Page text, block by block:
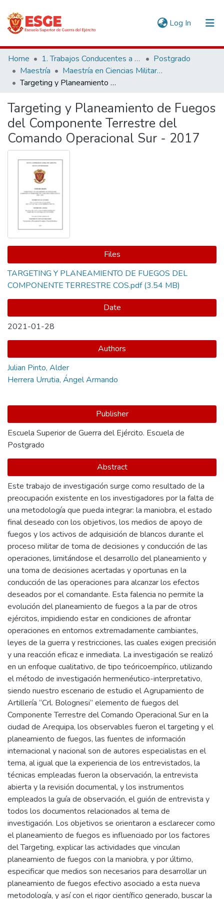
Log In (current)
Communities & Collections
All of DSpace
Home 1. Trabajos Conducentes a Grados y Títulos
Postgrado
Maestría
Maestría en Ciencias Militares
Targeting y Planeamiento de Fuegos del Componente Terrestre del Comando Operacional Sur - 2017
Targeting y Planeamiento de Fuegos
del Componente Terrestre del
Comando Operacional Sur - 2017
Files
TARGETING Y PLANEAMIENTO DE FUEGOS DEL
COMPONENTE TERRESTRE COS.pdf(3.54 MB)
Date
2021-01-28
Authors
Julian Pinto, Alder
Herrera Urrutia, Ángel Armando
Publisher
Escuela Superior de Guerra del Ejército. Escuela de
Postgrado
Abstract
Este trabajo de investigación surge como resultado de la
preocupación existente en los investigadores por la falta de
una metodología que pueda integrar: la maniobra, el estado
final deseado con los objetivos, los medios de apoyo de
fuegos y los activos de adquisición de blancos durante el
proceso militar de toma de decisiones y conducción de las
operaciones, limitándose el desarrollo del planeamiento y
una toma de decisiones acertadas y oportunas en la
conducción de las operaciones para alcanzar los efectos
deseados por el comandante. Esta falencia no permite la
evolución del planeamiento de fuegos a la par de otros
ejércitos, impidiendo estar en condiciones de afrontar
operaciones en entornos extremadamente cambiantes,
leyes de la guerra y restricciones, las cuales exigen precisión
y una reacción eficaz e inmediata. La investigación se realizó
en un enfoque cualitativo, de tipo teóricoempírico, utilizando
el método de investigación hermenéutico-interpretativo,
siendo nuestro escenario de estudio el Agrupamiento de
Artillería “Crl. Bolognesi” elemento de fuegos del
Componente Terrestre del Comando Operacional Sur en la
ciudad de Arequipa, los observables fueron el targeting y el
planeamiento de fuegos, las fuentes de información
internacional y nacional son de autores especialistas en el
tema, al igual que la experiencia de los entrevistados, la
técnicas empleadas fueron la observación, la entrevista
abierta y la revisión documental, y los instrumentos
empleados la guía de observación, el guión de entrevista y
todos los documentos relacionados al tema de
investigación. Los objetivos se orientaron a esclarecer como
el planeamiento de fuegos es influenciado por los factores
del Targeting, explicar las actividades que vinculan
planeamiento de fuegos con la maniobra, y por último,
especificar que medios son necesarios para desarrollar un
planeamiento de fuegos efectivo asociado a esta nueva
metodología, y así con el rigor científico generado, buscar la